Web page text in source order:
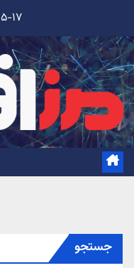
content
جستجو